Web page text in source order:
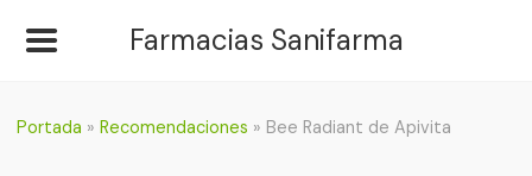
Farmacias Sanifarma
Portada »Recomendaciones » Bee Radiant de Apivita